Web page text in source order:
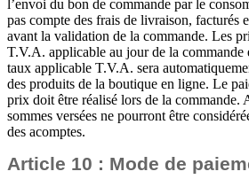
l’envoi du bon de commande par le
pas compte des frais de livraison, facturés
avant la validation de la commande. Les
T.V.A. applicable au jour de la commande
taux applicable T.V.A. sera
des produits de la boutique en ligne. Le
prix doit être réalisé lors de la commande.
sommes versées ne pourront être
des acomptes.
Article 10 : Mode de